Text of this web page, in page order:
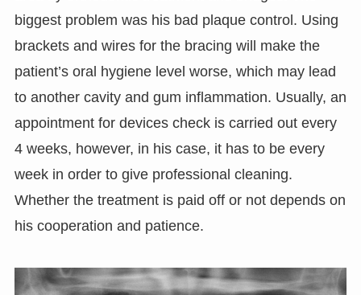
biggest problem was his bad plaque control. Using
brackets and wires for the bracing will make the
patient’s oral hygiene level worse, which may lead
to another cavity and gum inflammation. Usually, an
appointment for devices check is carried out every
4 weeks, however, in his case, it has to be every
week in order to give professional cleaning.
Whether the treatment is paid off or not depends on
his cooperation and patience.